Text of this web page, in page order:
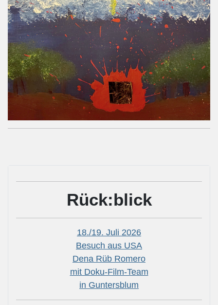
Rück:blick
18./19. Juli 2026
Besuch aus USA
Dena Rüb Romero
mit Doku-Film-Team
in Guntersblum